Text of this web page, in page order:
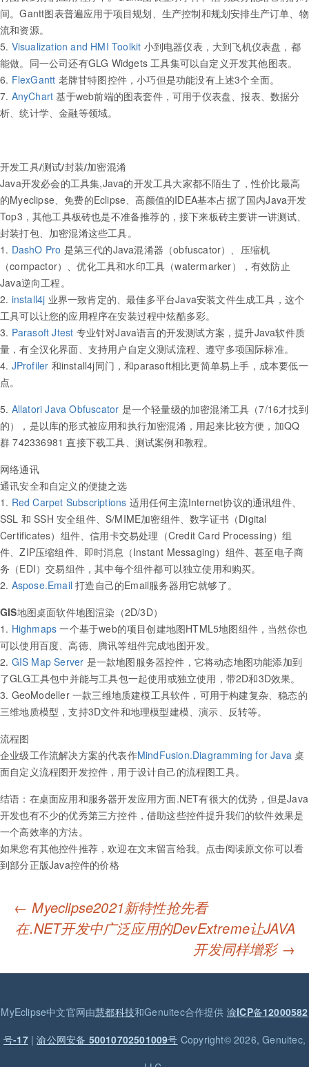
间。Gantt图表普遍应用于项目规划、生产控制和规划安排生产订单、物
流和资源。
5. Visualization and HMI Toolkit 小到电器仪表，大到飞机仪表盘，都
能做。同一公司还有GLG Widgets 工具集可以自定义开发其他图表。
6. FlexGantt 老牌甘特图控件，小巧但是功能没有上述3个全面。
7. AnyChart基于web前端的图表套件，可用于仪表盘、报表、数据分
析、统计学、金融等领域。
开发工具/测试/封装/加密混淆
Java开发必会的工具集,Java的开发工具大家都不陌生了，性价比最高
的Myeclipse、免费的Eclipse、高颜值的IDEA基本占据了国内Java开发
Top3，其他工具板砖也是不准备推荐的，接下来板砖主要讲一讲测试、
封装打包、加密混淆这些工具。
1. DashO Pro 是第三代的Java混淆器（obfuscator）、压缩机
（compactor）、优化工具和水印工具（watermarker），有效防止
Java逆向工程。
2. install4j 业界一致肯定的、最佳多平台Java安装文件生成工具，这个
工具可以让您的应用程序在安装过程中炫酷多彩。
3. Parasoft Jtest 专业针对Java语言的开发测试方案，提升Java软件质
量，有全汉化界面、支持用户自定义测试流程、遵守多项国际标准。
4. JProfiler 和install4j同门，和parasoft相比更简单易上手，成本要低一
点。
5. Allatori Java Obfuscator 是一个轻量级的加密混淆工具（7/16才找到
的），是以库的形式被应用和执行加密混淆，用起来比较方便，加QQ
群 742336981 直接下载工具、测试案例和教程。
网络通讯
通讯安全和自定义的便捷之选
1. Red Carpet Subscriptions 适用任何主流Internet协议的通讯组件、
SSL 和 SSH 安全组件、S/MIME加密组件、数字证书（Digital
Certificates）组件、信用卡交易处理（Credit Card Processing）组
件、ZIP压缩组件、即时消息（Instant Messaging）组件、甚至电子商
务（EDI）交易组件，其中每个组件都可以独立使用和购买。
2. Aspose.Email 打造自己的Email服务器用它就够了。
GIS地图桌面软件地图渲染（2D/3D）
1. Highmaps一个基于web的项目创建地图HTML5地图组件，当然你也
可以使用百度、高德、腾讯等组件完成地图开发。
2. GIS Map Server 是一款地图服务器控件，它将动态地图功能添加到
了GLG工具包中并能与工具包一起使用或独立使用，带2D和3D效果。
3. GeoModeller 一款三维地质建模工具软件，可用于构建复杂、稳态的
三维地质模型，支持3D文件和地理模型建模、演示、反转等。
流程图
企业级工作流解决方案的代表作MindFusion.Diagramming for Java 桌
面自定义流程图开发控件，用于设计自己的流程图工具。
结语：在桌面应用和服务器开发应用方面.NET有很大的优势，但是Java
开发也有不少的优秀第三方控件，借助这些控件提升我们的软件效果是
一个高效率的方法。
如果您有其他控件推荐，欢迎在文末留言给我。点击阅读原文你可以看
到部分正版Java控件的价格
Post navigation
← Myeclipse2021新特性抢先看
在.NET开发中广泛应用的DevExtreme让JAVA
开发同样增彩 →
MyEclipse中文官网由慧都科技和Genuitec合作提供 渝ICP备12000582
号-17|渝公网安备 50010702501009号 Copyright© 2026, Genuitec,